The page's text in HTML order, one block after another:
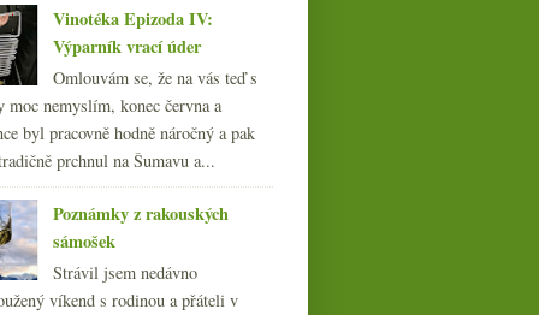
Vinotéka Epizoda IV:
Výparník vrací úder
Omlouvám se, že na vás teď s
moc nemyslím, konec června a
byl pracovně hodně náročný a pak
prchnul na Šumavu a...
Poznámky z rakouských
sámošek
Strávil jsem nedávno
víkend s rodinou a přáteli v